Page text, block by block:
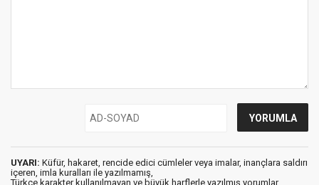
UYARI: Küfür, hakaret, rencide edici cümleler veya imalar, inançlara saldırı
içeren, imla kuralları ile yazılmamış,
Türkçe karakter kullanılmayan ve büyük harflerle yazılmış yorumlar